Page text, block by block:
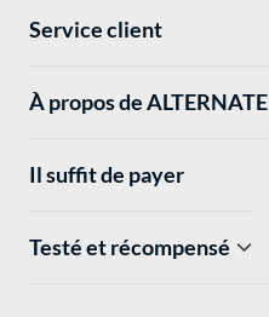
Service client
À propos de ALTERNATE
Il suffit de payer
Testé et récompensé